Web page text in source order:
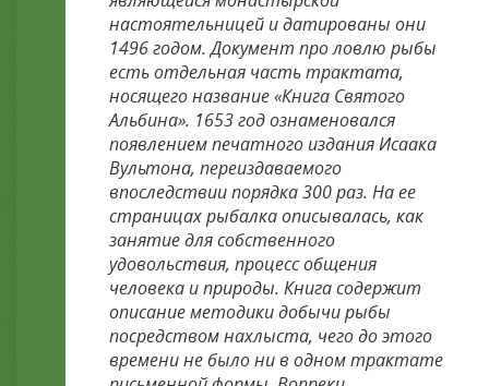
настоятельницей и датированы они
1496 годом. Документ про ловлю рыбы
есть отдельная часть трактата,
носящего название «Книга Святого
Альбина». 1653 год ознаменовался
появлением печатного издания Исаака
Вультона, переиздаваемого
впоследствии порядка 300 раз. На ее
страницах рыбалка описывалась, как
занятие для собственного
удовольствия, процесс общения
человека и природы. Книга содержит
описание методики добычи рыбы
посредством нахлыста, чего до этого
времени не было ни в одном трактате